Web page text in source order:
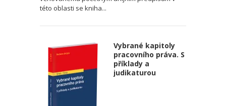
této oblasti se kniha...
Vybrané kapitoly
pracovního práva. S
příklady a
judikaturou